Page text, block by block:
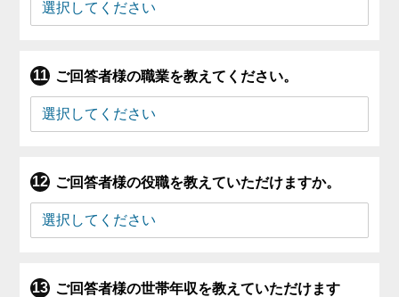
ご回答者様の職業を教えてください。
ご回答者様の役職を教えていただけますか。
ご回答者様の世帯年収を教えていただけます